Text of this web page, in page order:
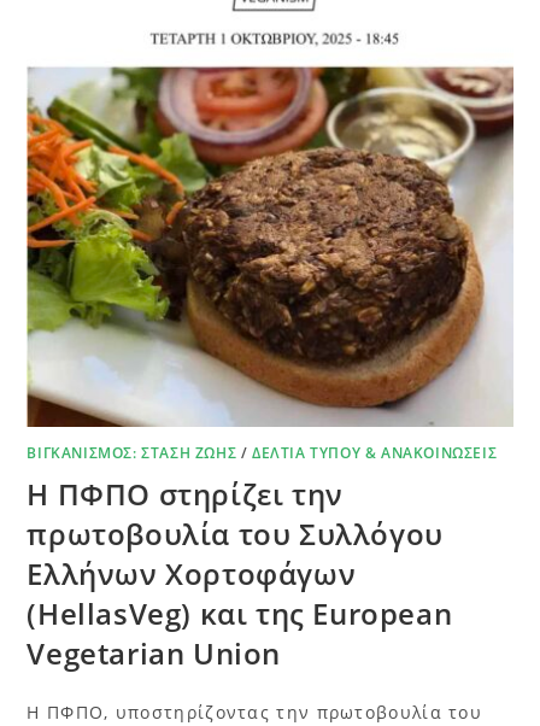
ΒΙΓΚΑΝΙΣΜΌΣ: ΣΤΆΣΗ ΖΩΉΣ /ΔΕΛΤΊΑ ΤΎΠΟΥ & ΑΝΑΚΟΙΝΏΣΕΙΣ
Η ΠΦΠΟ στηρίζει την
πρωτοβουλία του Συλλόγου
Ελλήνων Χορτοφάγων
(HellasVeg) και της European
Vegetarian Union
Η ΠΦΠΟ, υποστηρίζοντας την πρωτοβουλία του